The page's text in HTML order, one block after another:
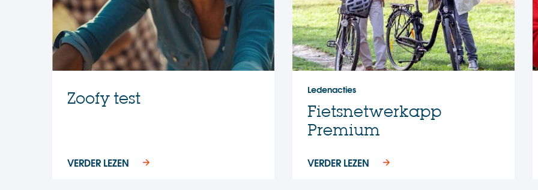
Zoofy test
VERDER LEZEN
Ledenacties
Fietsnetwerkapp
Premium
VERDER LEZEN